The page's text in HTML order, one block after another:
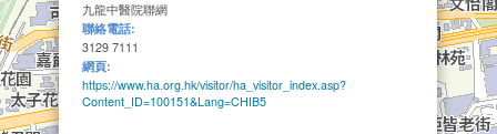
九龍中醫院聯網
聯絡電話:
3129 7111
網頁:
https://www.ha.org.hk/visitor/ha_visitor_index.asp?
Content_ID=100151&Lang=CHIB5